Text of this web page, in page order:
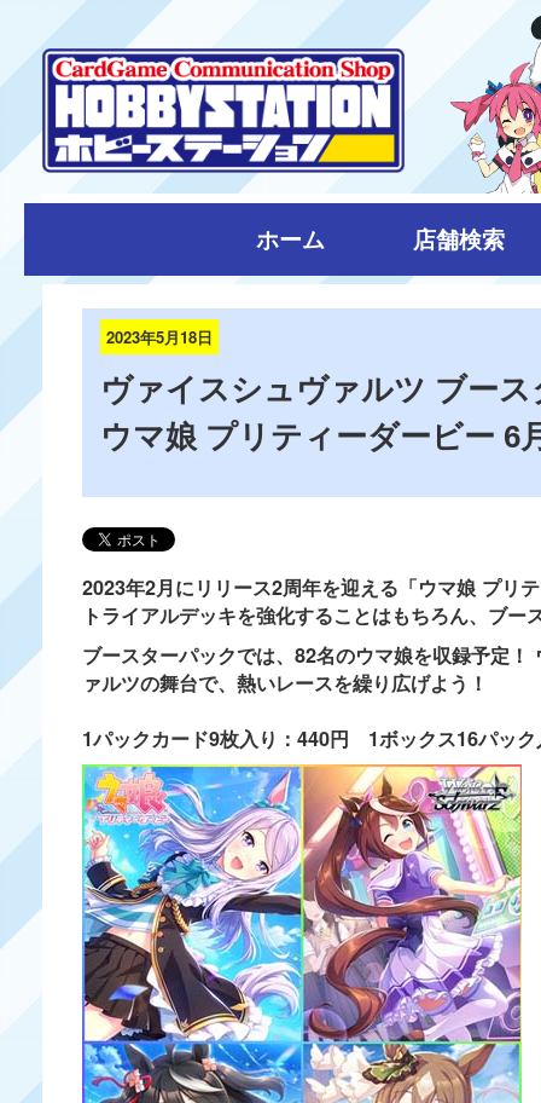
ホーム 店舗検索
2023年5月18日
ヴァイスシュヴァルツ ブー
ウマ娘 プリティーダービー 6
2023年2月にリリース2周年を迎える「ウマ娘 プリ
トライアルデッキを強化することはもちろん、ブ
ブースターパックでは、82名のウマ娘を収録予定
ァルツの舞台で、熱いレースを繰り広げよう！
1パックカード9枚入り：440円 1ボックス16パッ